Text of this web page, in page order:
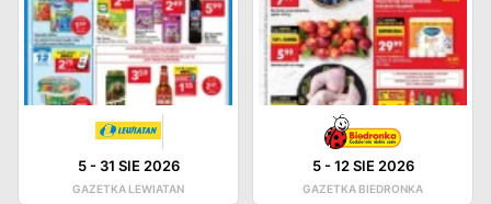
5- 31 SIE 2026
GAZETKA LEWIATAN
5-12 SIE 2026
GAZETKA BIEDRONKA